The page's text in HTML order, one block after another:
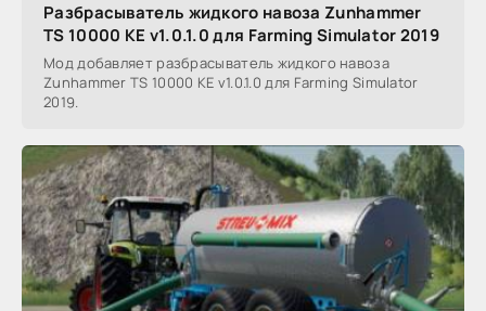
Разбрасыватель жидкого навоза Zunhammer
TS 10000 KE v1.0.1.0 для Farming Simulator 2019
Мод добавляет разбрасыватель жидкого навоза
Zunhammer TS 10000 KE v1.0.1.0 для Farming Simulator
2019.